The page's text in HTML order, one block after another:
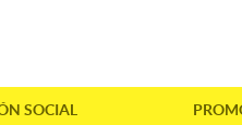
SOCIAL